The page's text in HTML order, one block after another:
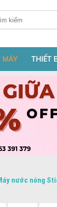
MÁY THIẾT
nước nóng